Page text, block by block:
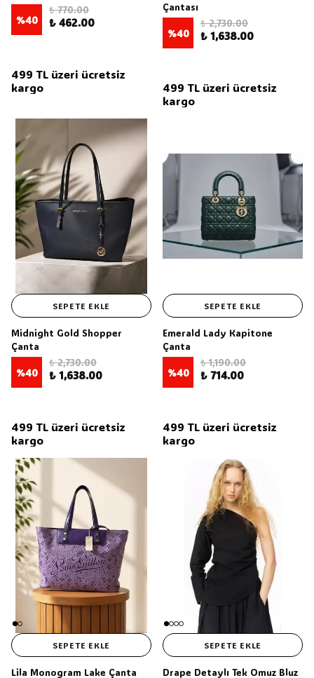
%40
₺ 770.00
₺ 462.00
499 TL üzeri ücretsiz
kargo
Çantası
%40
₺ 2,730.00
₺ 1,638.00
499 TL üzeri ücretsiz
kargo
SEPETE EKLE
Midnight Gold Shopper
Çanta
%40
₺ 2,730.00
₺ 1,638.00
499 TL üzeri ücretsiz
kargo
SEPETE EKLE
Emerald Lady Kapitone
Çanta
%40
₺ 1,190.00
₺ 714.00
499 TL üzeri ücretsiz
kargo
SEPETE EKLE
Lila Monogram Lake Çanta
SEPETE EKLE
Drape Detaylı Tek Omuz Bluz